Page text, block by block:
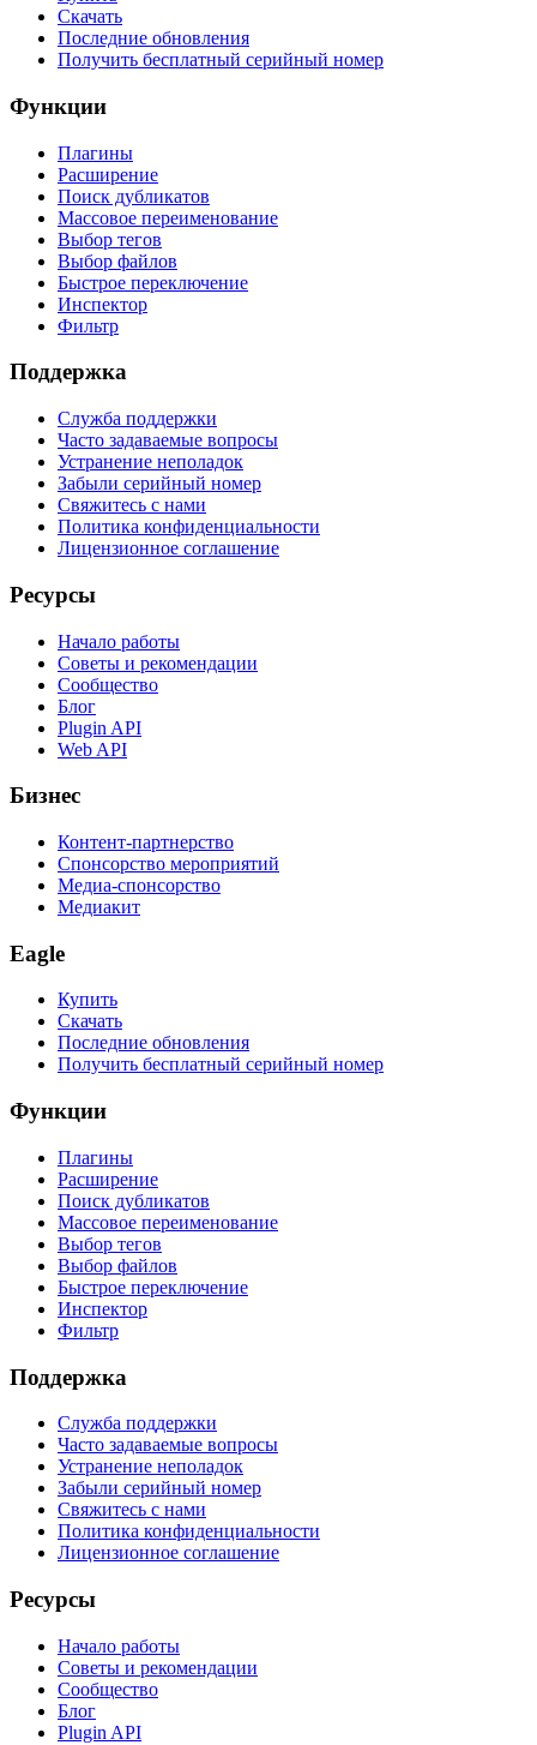
Скачать
Последние обновления
Получить бесплатный серийный номер
Функции
Плагины
Расширение
Поиск дубликатов
Массовое переименование
Выбор тегов
Выбор файлов
Быстрое переключение
Инспектор
Фильтр
Поддержка
Служба поддержки
Часто задаваемые вопросы
Устранение неполадок
Забыли серийный номер
Свяжитесь с нами
Политика конфиденциальности
Лицензионное соглашение
Ресурсы
Начало работы
Советы и рекомендации
Сообщество
Блог
Plugin API
Web API
Бизнес
Контент-партнерство
Спонсорство мероприятий
Медиа-спонсорство
Медиакит
Eagle
Купить
Скачать
Последние обновления
Получить бесплатный серийный номер
Функции
Плагины
Расширение
Поиск дубликатов
Массовое переименование
Выбор тегов
Выбор файлов
Быстрое переключение
Инспектор
Фильтр
Поддержка
Служба поддержки
Часто задаваемые вопросы
Устранение неполадок
Забыли серийный номер
Свяжитесь с нами
Политика конфиденциальности
Лицензионное соглашение
Ресурсы
Начало работы
Советы и рекомендации
Сообщество
Блог
Plugin API